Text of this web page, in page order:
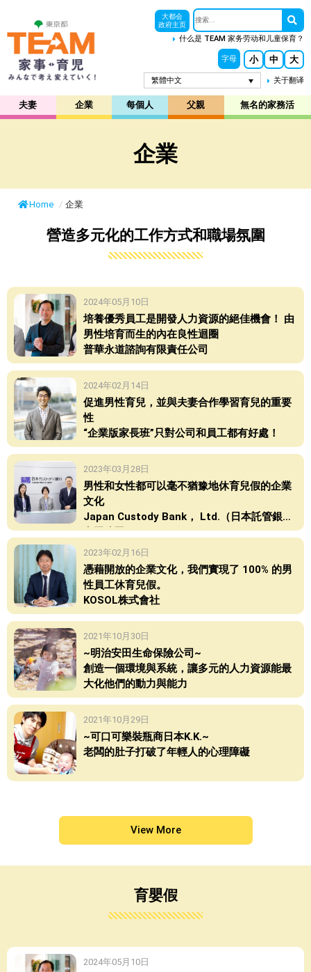
大都会
政府主页
什么是 TEAM 家务劳动和儿童保育？
字母 小 中 大
繁體中文 关于翻译
夫妻 企業 每個人 父親 無名的家務活
企業
Home / 企業
營造多元化的工作方式和職場氛圍
2024年05月10日
培養優秀員工是開發人力資源的絕佳機會！ 由
男性培育而生的內在良性迴圈
普華永道諮詢有限責任公司
2024年02月14日
促進男性育兒，並與夫妻合作學習育兒的重要
性
“企業版家長班”只對公司和員工都有好處！
2023年03月28日
男性和女性都可以毫不猶豫地休育兒假的企業
文化
Japan Custody Bank， Ltd.（日本託管銀行
有限公司）
2023年02月16日
憑藉開放的企業文化，我們實現了 100% 的男
性員工休育兒假。
KOSOL株式會社
2021年10月30日
~明治安田生命保險公司~
創造一個環境與系統，讓多元的人力資源能最
大化他們的動力與能力
2021年10月29日
~可口可樂裝瓶商日本K.K.~
老闆的肚子打破了年輕人的心理障礙
View More
育嬰假
2024年05月10日